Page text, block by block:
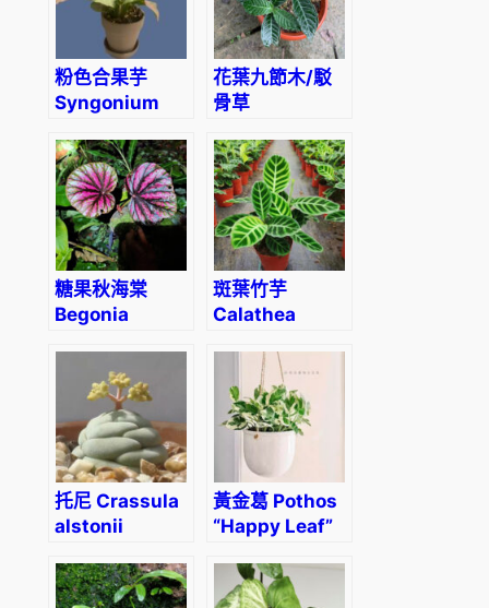
粉色合果芋
Syngonium
花葉九節木/駁
骨草
calocarpa
Kurz
糖果秋海棠
Begonia
斑葉竹芋
Calathea
托尼 Crassula
alstonii
黃金葛 Pothos
“Happy Leaf”